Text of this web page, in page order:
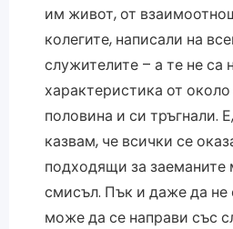
им живот, от
колегите, написали на
служителите – а те не са
характеристика от
половина и си тръгнали.
казвам, че всички се
подходящи за заеманите
смисъл. Пък и даже да не
може да се направи със